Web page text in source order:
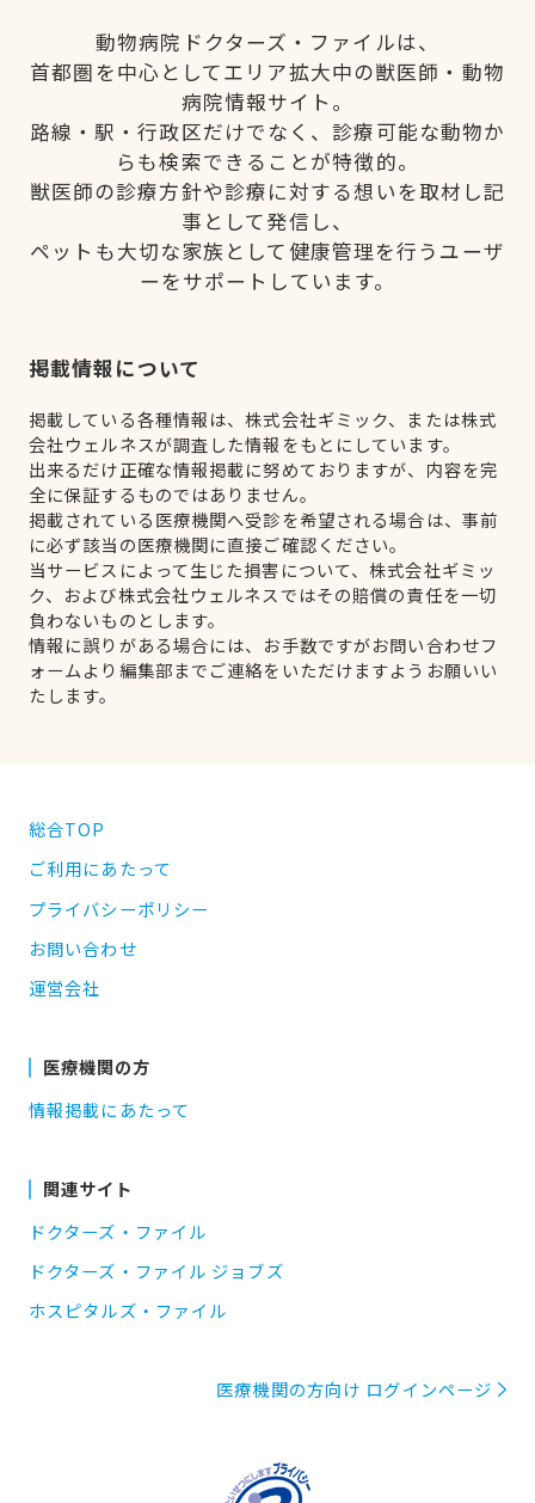
動物病院ドクターズ・ファイルは、
首都圏を中心としてエリア拡大中の獣医師・動物
病院情報サイト。
路線・駅・行政区だけでなく、診療可能な動物か
らも検索できることが特徴的。
獣医師の診療方針や診療に対する想いを取材し記
事として発信し、
ペットも大切な家族として健康管理を行うユーザ
ーをサポートしています。
掲載情報について
掲載している各種情報は、株式会社ギミック、または株式
会社ウェルネスが調査した情報をもとにしています。
出来るだけ正確な情報掲載に努めておりますが、内容を完
全に保証するものではありません。
掲載されている医療機関へ受診を希望される場合は、事前
に必ず該当の医療機関に直接ご確認ください。
当サービスによって生じた損害について、株式会社ギミッ
ク、および株式会社ウェルネスではその賠償の責任を一切
負わないものとします。
情報に誤りがある場合には、お手数ですがお問い合わせフ
ォームより編集部までご連絡をいただけますようお願いい
たします。
総合TOP
ご利用にあたって
プライバシーポリシー
お問い合わせ
運営会社
医療機関の方
情報掲載にあたって
関連サイト
ドクターズ・ファイル
ドクターズ・ファイル ジョブズ
ホスピタルズ・ファイル
医療機関の方向け ログインページ